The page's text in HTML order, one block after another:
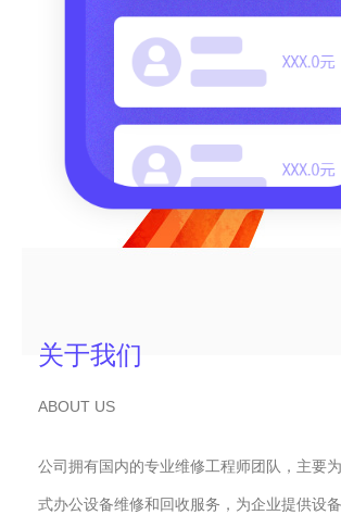
关于我们
ABOUT US
公司拥有国内的专业维修工程师团队，主要
式办公设备维修和回收服务，为企业提供设